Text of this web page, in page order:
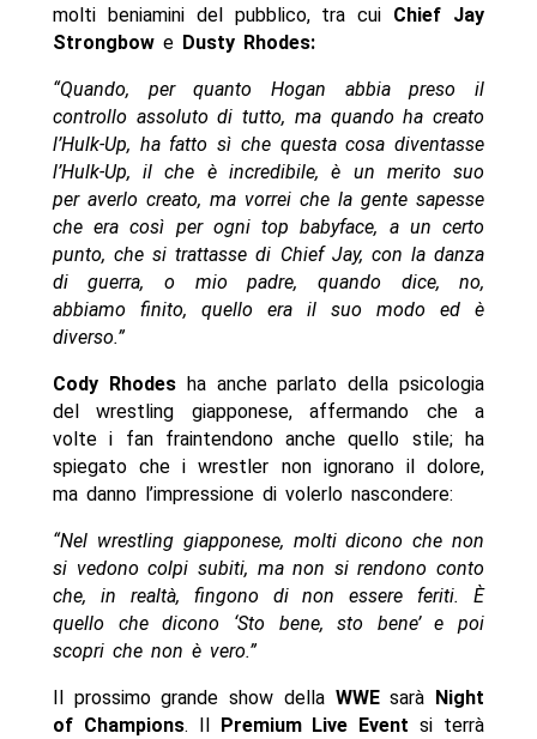
molti beniamini del pubblico, tra cui Chief Jay
Strongbowe Dusty Rhodes:
“Quando, per quanto Hogan abbia preso il
controllo assoluto di tutto, ma quando ha creato
l’Hulk-Up, ha fatto sì che questa cosa diventasse
l’Hulk-Up, il che è incredibile, è un merito suo
per averlo creato, ma vorrei che la gente sapesse
che era così per ogni top babyface, a un certo
punto, che si trattasse di Chief Jay, con la danza
di guerra, o mio padre, quando dice, no,
abbiamo finito, quello era il suo modo ed è
diverso.”
Cody Rhodesha anche parlato della psicologia
del wrestling giapponese, affermando che a
volte i fan fraintendono anche quello stile; ha
spiegato che i wrestler non ignorano il dolore,
ma danno l’impressione di volerlo nascondere:
“Nel wrestling giapponese, molti dicono che non
si vedono colpi subiti, ma non si rendono conto
che, in realtà, fingono di non essere feriti. È
quello che dicono ‘Sto bene, sto bene’ e poi
scopri che non è vero.”
Il prossimo grande show della WWEsarà Night
of Champions. Il Premium Live Eventsi terrà